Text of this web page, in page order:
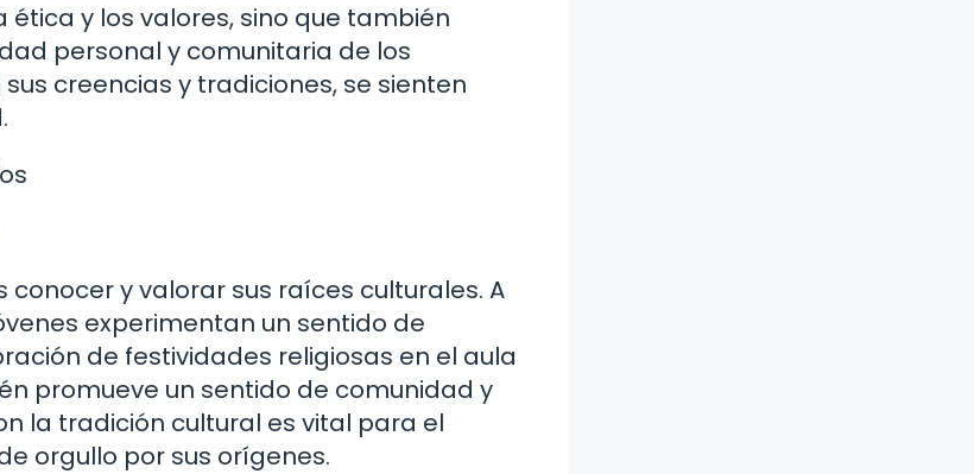
y los valores, sino que también
personal y comunitaria de los
creencias y tradiciones, se sienten
y valorar sus raíces culturales. A
experimentan un sentido de
de festividades religiosas en el aula
promueve un sentido de comunidad y
la tradición cultural es vital para el
orgullo por sus orígenes.